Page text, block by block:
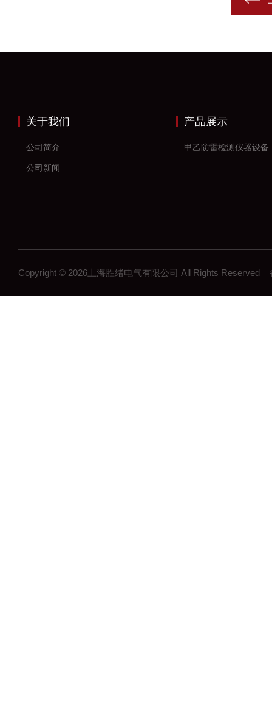
关于我们
公司简介
公司新闻
产品展示
甲乙防雷检测仪器设备
Copyright © 2026上海胜绪电气有限公司 All Rights Reserved